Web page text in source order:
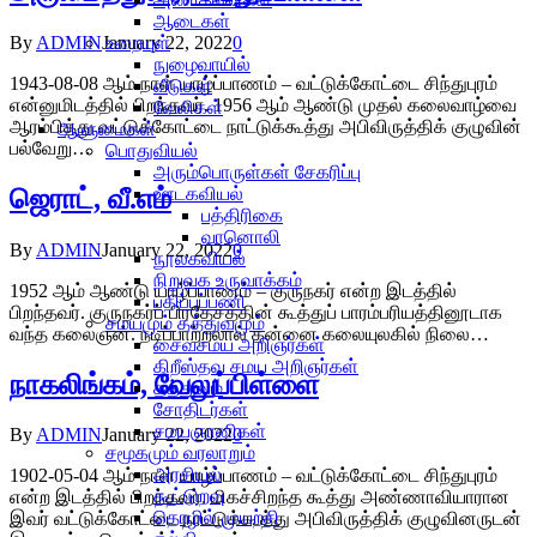
By ADMINJanuary 22, 20220
1943-08-08 ஆம் நாள் யாழ்ப்பாணம் – வட்டுக்கோட்டை சிந்துபுரம்
என்னுமிடத்தில் பிறந்தவர். 1956 ஆம் ஆண்டு முதல் கலைவாழ்வை
ஆரம்பித்து வட்டுக்கோட்டை நாட்டுக்கூத்து அபிவிருத்திக் குழுவின்
பல்வேறு…
ஜெராட், வீ.எம்
By ADMINJanuary 22, 20220
1952 ஆம் ஆண்டு யாழ்ப்பாணம் – குருநகர் என்ற இடத்தில்
பிறந்தவர். குருநகர்ப் பிரதேசத்தின் கூத்துப் பாரம்பரியத்தினூடாக
வந்த கலைஞன். நடிப்பாற்றலால் தன்னை கலையுலகில் நிலை…
நாகலிங்கம், வேலுப்பிள்ளை
ByADMINJanuary 22, 20220
1902-05-04 ஆம் நாள் யாழ்ப்பாணம் – வட்டுக்கோட்டை சிந்துபுரம்
என்ற இடத்தில் பிறந்தவர். மிகச்சிறந்த கூத்து அண்ணாவியாரான
இவர் வட்டுக்கோட்டை நாட்டுக்கூத்து அபிவிருத்திக் குழுவினருடன்
ஆடைகள்
உறையுள்
நுழைவாயில்
வீடுகள்
வேலிகள்
ஆளுமைகள்
பொதுவியல்
அரும்பொருள்கள் சேகரிப்பு
ஊடகவியல்
பத்திரிகை
வானொலி
நூலகவியல்
நிறுவக உருவாக்கம்
பதிப்புப்பணி
சமயமும் தத்துவமும்
சைவசமய அறிஞர்கள்
கிறீஸ்தவ சமய அறிஞர்கள்
தத்துவம்
சோதிடர்கள்
சமயஞானிகள்
சமூகமும் வரலாறும்
அரசியல்
கூட்டுறவு
தொழில் முயற்சி